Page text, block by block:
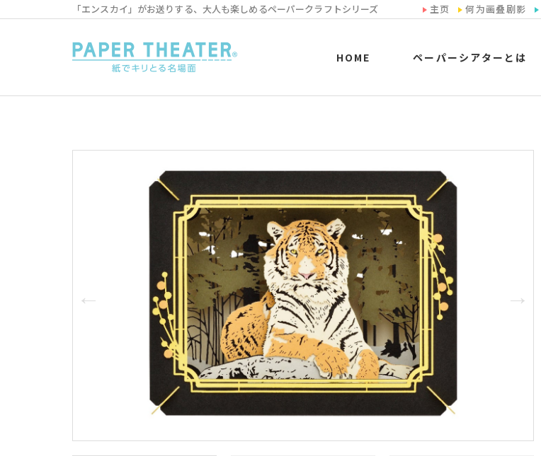
「エンスカイ」がお送りする、大人も楽しめるペーパークラフトシリーズ 主页 何为画叠剧影
HOME ペーパーシアターとは